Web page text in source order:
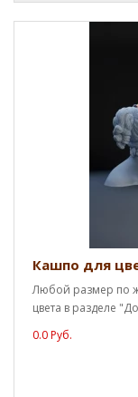
Кашпо для
Любой размер по
цвета в разделе
0.0 Руб.